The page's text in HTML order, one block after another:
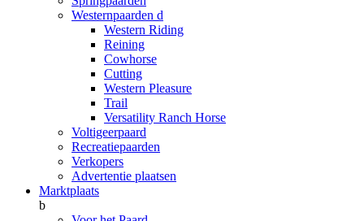
Westernpaarden d
Western Riding
Reining
Cowhorse
Cutting
Western Pleasure
Trail
Versatility Ranch Horse
Voltigeerpaard
Recreatiepaarden
Verkopers
Advertentie plaatsen
Marktplaats
b